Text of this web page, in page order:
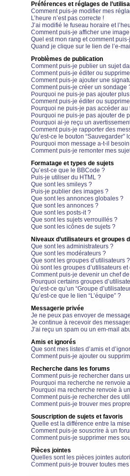
Préférences et réglages de
Comment puis-je modifier mes
L’heure n’est pas correcte !
J’ai modifié le fuseau horaire et
Comment puis-je afficher une
Quel est mon rang et comment
Quand je clique sur le lien de l’e-
Problèmes de publication
Comment puis-je publier un sujet
Comment puis-je éditer ou
Comment puis-je ajouter une
Comment puis-je créer un sondage
Pourquoi ne puis-je pas ajouter
Comment puis-je éditer ou
Pourquoi ne puis-je pas accéder au
Pourquoi ne puis-je pas ajouter de
Pourquoi ai-je reçu un
Comment puis-je rapporter des
Qu’est-ce le bouton “Sauvegarder”
Pourquoi mon message a-t-il
Comment puis-je remonter mes
Formatage et types de sujets
Qu’est-ce que le BBCode ?
Puis-je utiliser du HTML ?
Que sont les smileys ?
Puis-je publier des images ?
Que sont les annonces globales ?
Que sont les annonces ?
Que sont les posts-it ?
Que sont les sujets verrouillés ?
Que sont les icônes de sujets ?
Niveaux d’utilisateurs et groupes
Que sont les administrateurs ?
Que sont les modérateurs ?
Que sont les groupes d’utilisateurs ?
Où sont les groupes d’utilisateurs
Comment puis-je devenir un chef
Pourquoi certains groupes
Qu’est-ce qu’un “Groupe
Qu’est-ce que le lien “L’équipe” ?
Messagerie privée
Je ne peux pas envoyer de
Je continue à recevoir des
J’ai reçu un spam ou un em-mail
Amis et ignorés
Que sont mes listes d’amis et
Comment puis-je ajouter ou
Recherche dans les forums
Comment puis-je rechercher dans
Pourquoi ma recherche ne renvoie
Pourquoi ma recherche renvoie à
Comment puis-je rechercher des
Comment puis-je trouver mes
Souscription de sujets et favoris
Quelle est la différence entre la
Comment puis-je souscrire à un
Comment puis-je supprimer mes
Pièces jointes
Quelles sont les pièces jointes
Comment puis-je trouver toutes